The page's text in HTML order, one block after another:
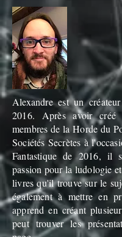
Alexandre est un
2016. Après avoir créé
membres de la Horde du
Sociétés Secrètes à
Fantastique de 2016, il
passion pour la ludologie
livres qu'il trouve sur le
également à mettre en
apprend en créant
peut trouver les